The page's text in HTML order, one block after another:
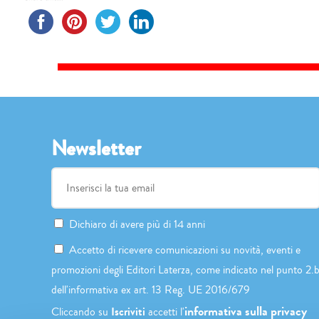
Newsletter
Dichiaro di avere più di 14 anni
Accetto di ricevere comunicazioni su novità, eventi e
promozioni degli Editori Laterza, come indicato nel punto 2.b
dell'informativa ex art. 13 Reg. UE 2016/679
Cliccando su Iscriviti accetti l'informativa sulla privacy